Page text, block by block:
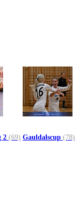
2 (69) Gauldalscup (78)